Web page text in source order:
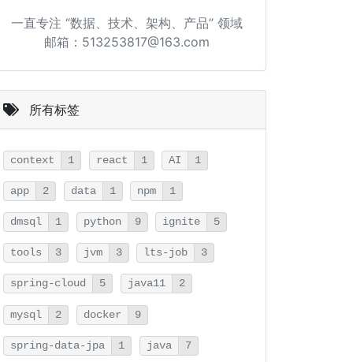
一直专注 “数据、技术、架构、产品” 领域
邮箱：513253817@163.com
所有标签
context 1 react 1 AI 1
app 2 data 1 npm 1
dmsql 1 python 9 ignite 5
tools 3 jvm 3 lts-job 3
spring-cloud 5 java11 2
mysql 2 docker 9
spring-data-jpa 1 java 7